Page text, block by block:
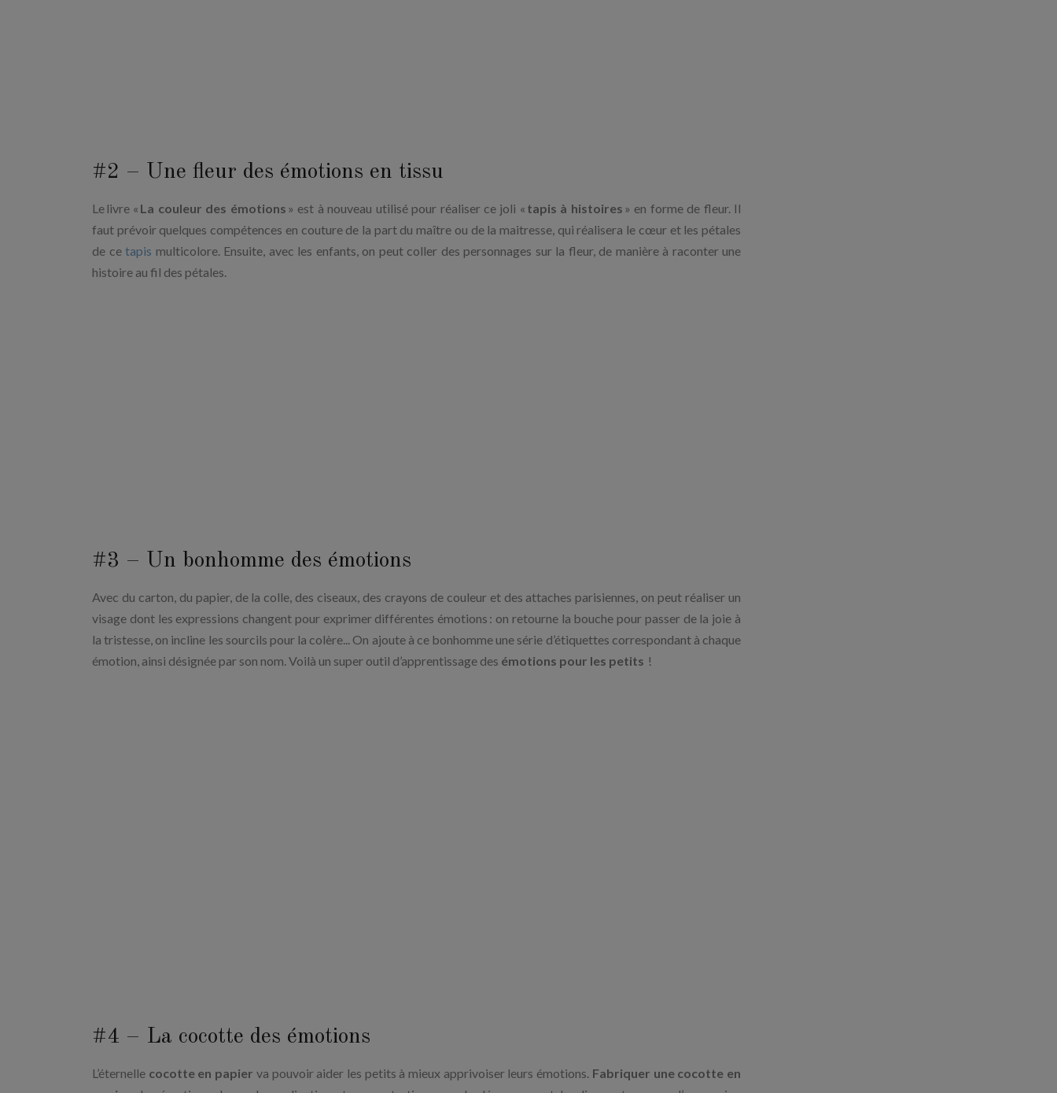
#2 – Une fleur des émotions en tissu
Le livre « La couleur des émotions » est à nouveau utilisé pour réaliser ce joli « tapis à histoires » en forme de fleur. Il
faut prévoir quelques compétences en couture de la part du maître ou de la maitresse, qui réalisera le cœur et les pétales
de ce tapis multicolore. Ensuite, avec les enfants, on peut coller des personnages sur la fleur, de manière à raconter une
histoire au fil des pétales.
#3 – Un bonhomme des émotions
Avec du carton, du papier, de la colle, des ciseaux, des crayons de couleur et des attaches parisiennes, on peut réaliser un
visage dont les expressions changent pour exprimer différentes émotions : on retourne la bouche pour passer de la joie à
la tristesse, on incline les sourcils pour la colère... On ajoute à ce bonhomme une série d’étiquettes correspondant à chaque
émotion, ainsi désignée par son nom. Voilà un super outil d’apprentissage des émotions pour les petits !
#4 – La cocotte des émotions
L’éternelle cocotte en papier va pouvoir aider les petits à mieux apprivoiser leurs émotions. Fabriquer une cocotte en